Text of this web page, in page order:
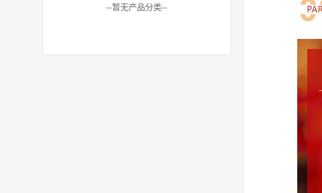
--暂无产品分类--